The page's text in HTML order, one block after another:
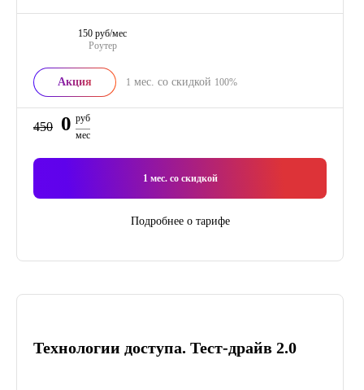
Роутер
150 руб/мес
Акция 1 мес. со скидкой 100%
450 0 руб
мес
1мес. со скидкой
Подробнее о тарифе
Технологии доступа. Тест-драйв 2.0